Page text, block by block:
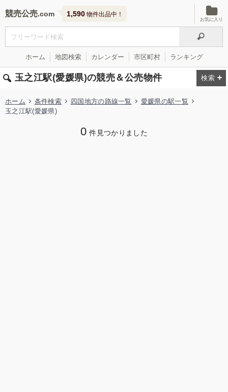
競売公売 1,590 物件出品中！
お気に入り
ホーム 地図検索 カレンダー 市区町村 ランキング
玉之江駅(愛媛県)の競売＆公売物件
ホーム 条件検索 四国地方の路線一覧
愛媛県の駅一覧
玉之江駅(愛媛県)
0 件見つかりました